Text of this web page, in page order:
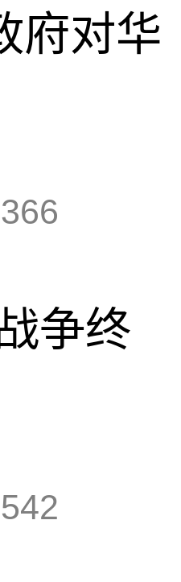
府对华
争终